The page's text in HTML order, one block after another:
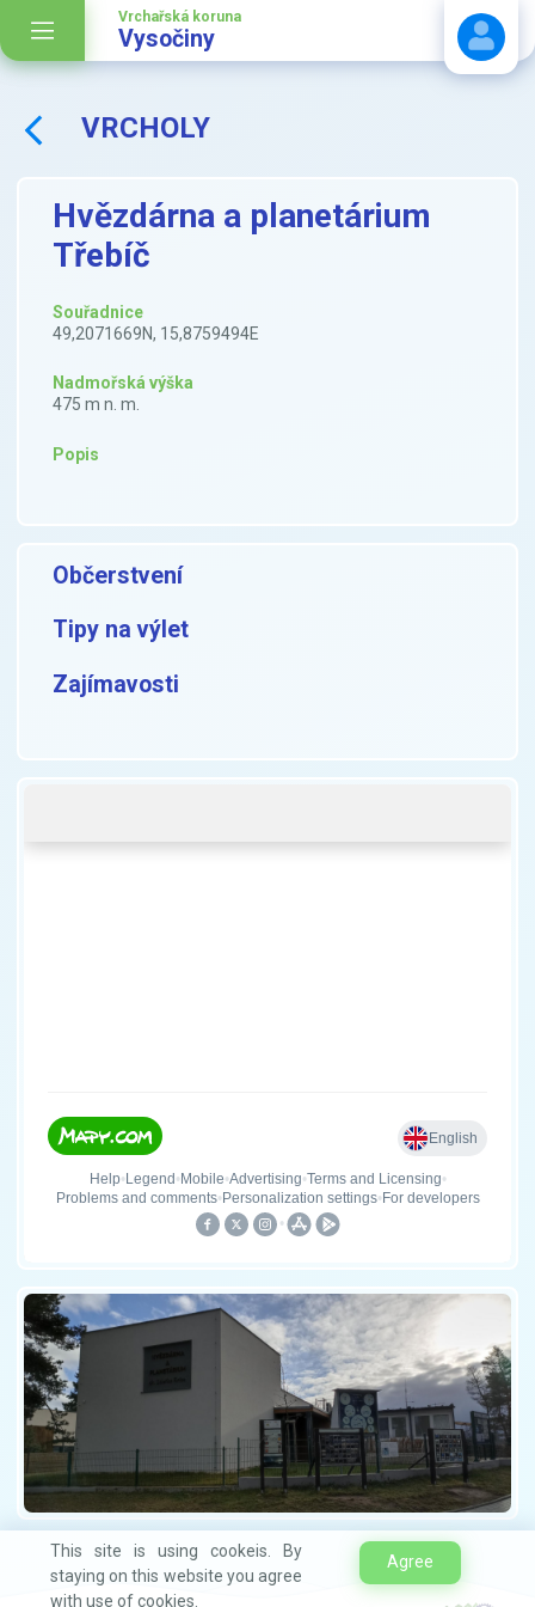
Vrchařská koruna
Vysočiny
VRCHOLY
Hvězdárna a planetárium
Třebíč
Souřadnice
49,2071669N, 15,8759494E
Nadmořská výška
475 m n. m.
Popis
Občerstvení
Tipy na výlet
Zajímavosti
This site is using cookeis. By
staying on this website you agree
with use of cookies.
Agree